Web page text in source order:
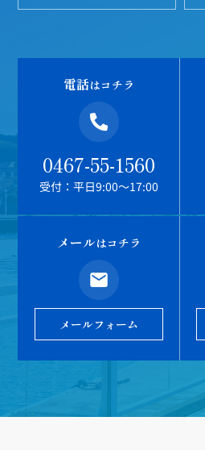
電話はコチラ
0467-55-1560
受付：平日9:00～17:00
メールはコチラ
メールフォーム